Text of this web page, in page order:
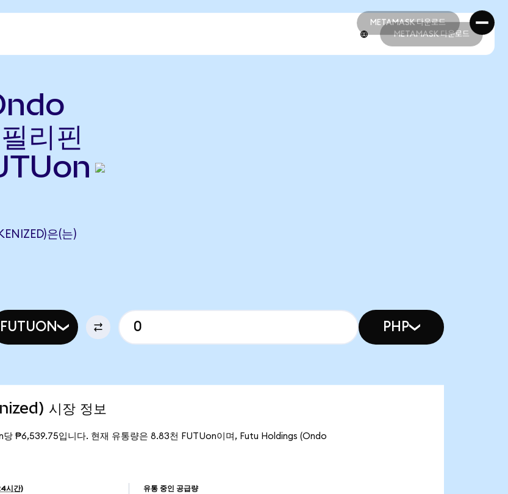
METAMASK 다운로드
METAMASK 다운로드
METAMASK 다운로드
리핀
은(는)
FUTUON PHP
시장 정보
₱6,539.75입니다. 현재 유통량은 8.83천 FUTUon이며, Futu Holdings (Ondo
시간) 유통 중인 공급량